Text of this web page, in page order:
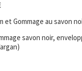
et Gommage au savon
savon noir,